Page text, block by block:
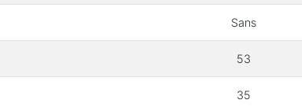
Sans
53
35